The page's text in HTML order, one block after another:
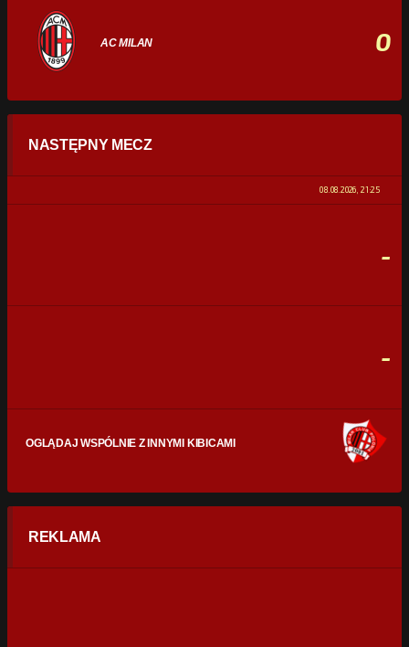
AC MILAN 0
STATYSTYKI
0% 100%
NASTĘPNY MECZ
08.08.2026, 21:25
-
-
OGLĄDAJ WSPÓLNIE Z INNYMI KIBICAMI
REKLAMA